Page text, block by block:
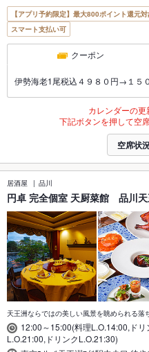
【アプリ予約限定】最大800ポイント還元
スマート支払い可
クーポン
伊勢海老1尾税込４９８０円→１５
カレンダーの更
下記ボタンを押して空
空席状
居酒屋 品川
円卓 完全個室 天厨菜館 品川
天王洲ならではの美しい風景を眺められる落
12:00～15:00(料理L.O.14:00,ド
L.O.21:00,ドリンクL.O.21:30)